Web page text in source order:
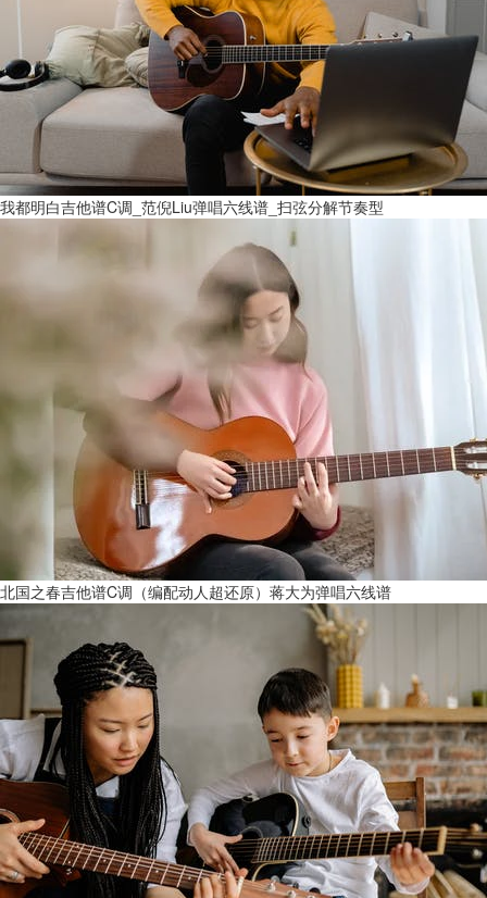
我都明白吉他谱C调_范倪Liu弹唱六线谱_扫弦分解节奏型
北国之春吉他谱C调（编配动人超还原）蒋大为弹唱六线谱